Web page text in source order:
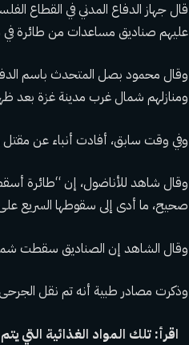
قال جهاز الدفاع المدني في القطاع
عليهم صناديق مساعدات من طائرة في
وقال محمود بصل المتحدث باسم
ومنازلهم شمال غرب مدينة غزة بعد
وفي وقت سابق، أفادت أنباء عن
وقال شاهد للأناضول، إن “طائرة
صحيح، ما أدى إلى سقوطها السريع
وقال الشاهد إن الصناديق سقطت
وذكرت مصادر طبية أنه تم نقل
اقرأ: تلك المواد الغذائية